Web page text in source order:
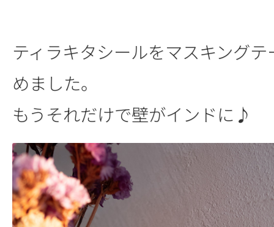
ティラキタシールをマスキング
めました。
もうそれだけで壁がインドに♪